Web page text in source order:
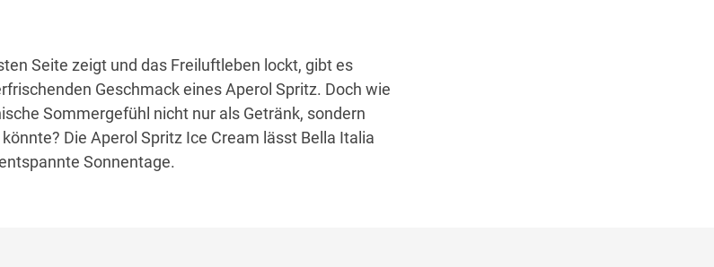
Seite zeigt und das Freiluftleben lockt, gibt es
Geschmack eines Aperol Spritz. Doch wie
Sommergefühl nicht nur als Getränk, sondern
Die Aperol Spritz Ice Cream lässt Bella Italia
Sonnentage.